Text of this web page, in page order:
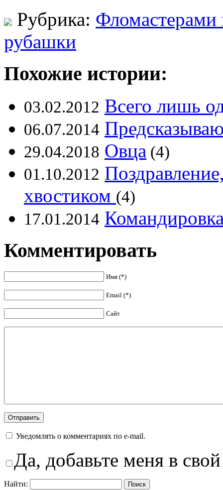
Рубрика: Фломастерами
рубашки
Похожие истории:
03.02.2012 Всего лишь
06.07.2014
29.04.2018 Овца (4)
01.10.2012
хвостиком (4)
17.01.2014
Комментировать
Имя (*)
Email (*)
Сайт
Уведомлять о комментариях по e-mail.
Да, добавьте меня в
Найти: